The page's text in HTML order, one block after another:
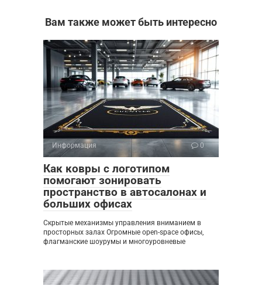
Вам также может быть интересно
Информация 0
Как ковры с логотипом
помогают зонировать
пространство в автосалонах и
больших офисах
Скрытые механизмы управления вниманием в
просторных залах Огромные open-space офисы,
флагманские шоурумы и многоуровневые